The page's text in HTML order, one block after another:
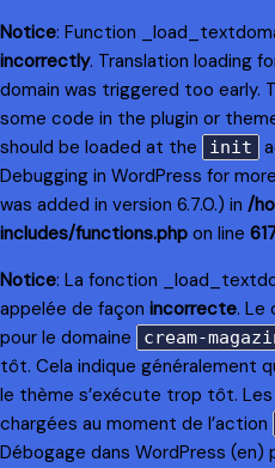
Notice: Function
incorrectly. Translation loading
domain was triggered too early.
some code in the plugin or
should be loaded at the
init
Debugging in WordPress for
was added in version 6.7.0.) in /
includes/functions.php on line
Notice: La fonction
appelée de façon incorrecte. Le
pour le domaine
cream-
tôt. Cela indique généralement
le thème s’exécute trop tôt.
chargées au moment de l’action
Débogage dans WordPress (en)